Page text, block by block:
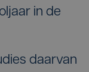
in de
daarvan